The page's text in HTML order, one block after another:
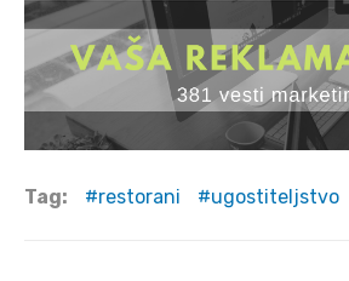
Tag: restorani ugostiteljstvo